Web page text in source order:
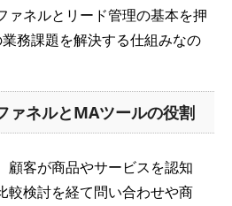
ァネルとリード管理の基本を押
務課題を解決する仕組みなの
ァネルとMAツールの役割
顧客が商品やサービスを認知
較検討を経て問い合わせや商